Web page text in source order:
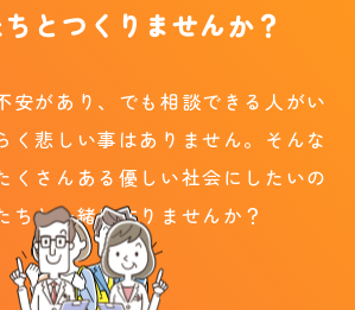
とつくりませんか？
安があり、でも相談できる人がい
く悲しい事はありません。 そんな
くさんある優しい社会にしたいの
ちと一緒に作りませんか？